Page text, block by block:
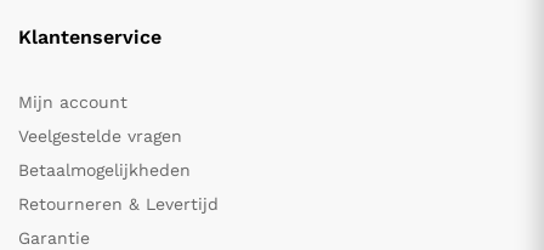
Klantenservice
Mijn account
Veelgestelde vragen
Betaalmogelijkheden
Retourneren & Levertijd
Garantie